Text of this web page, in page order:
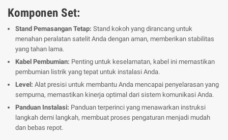
Komponen Set:
Stand Pemasangan Tetap: Stand kokoh yang dirancang untuk
menahan peralatan satelit Anda dengan aman, memberikan stabilitas
yang tahan lama.
Kabel Pembumian: Penting untuk keselamatan, kabel ini memastikan
pembumian listrik yang tepat untuk instalasi Anda.
Level: Alat presisi untuk membantu Anda mencapai penyelarasan yang
sempurna, memastikan kinerja optimal dari sistem komunikasi Anda.
Panduan Instalasi: Panduan terperinci yang menawarkan instruksi
langkah demi langkah, membuat proses pengaturan menjadi mudah
dan bebas repot.